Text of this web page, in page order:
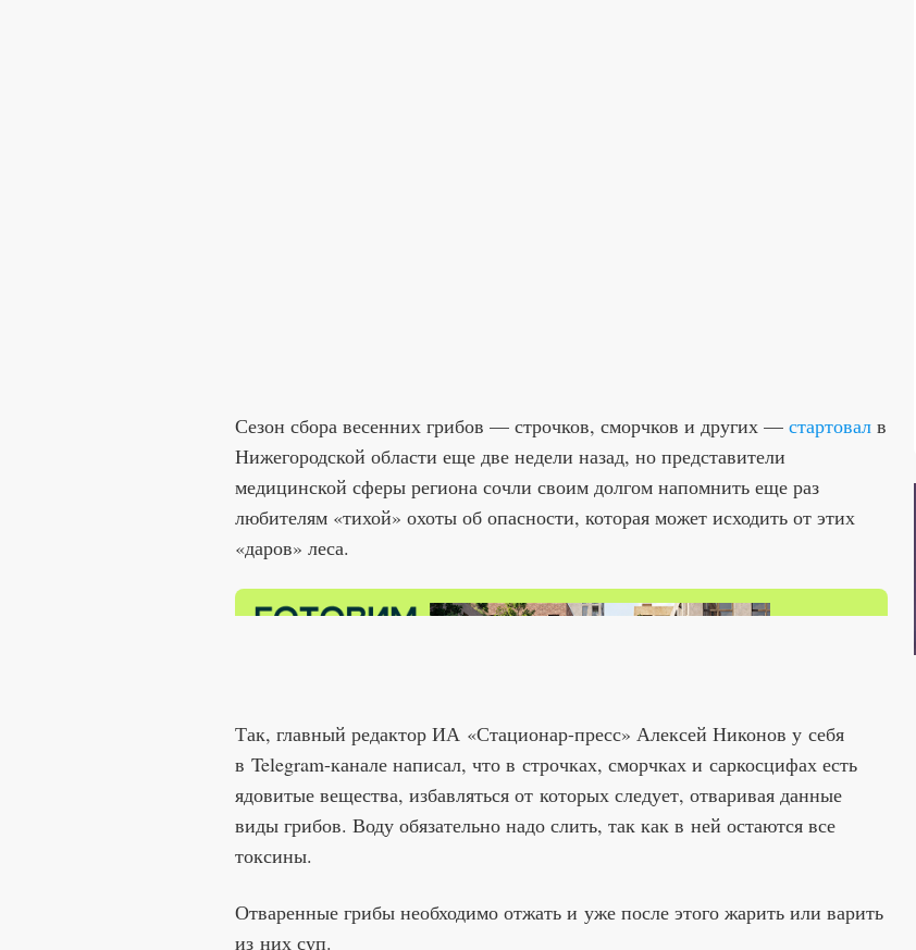
Сезон сбора весенних грибов — строчков, сморчков и других — стартовал в
Нижегородской области еще две недели назад, но представители
медицинской сферы региона сочли своим долгом напомнить еще раз
любителям «тихой» охоты об опасности, которая может исходить от этих
«даров» леса.
Так, главный редактор ИА «Стационар-пресс» Алексей Никонов у себя
в Telegram-канале написал, что в строчках, сморчках и саркосцифах есть
ядовитые вещества, избавляться от которых следует, отваривая данные
виды грибов. Воду обязательно надо слить, так как в ней остаются все
токсины.
Отваренные грибы необходимо отжать и уже после этого жарить или варить
из них суп.